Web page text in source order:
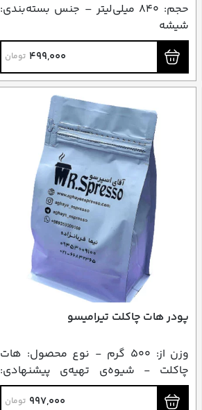
حجم: ۸۴۰ میلی‌لیتر – جنس بسته‌بندی:
شیشه
499,000 تومان
پودر هات چاکلت تیرامیسو
وزن از: ۵۰۰ گرم - نوع محصول: هات
چاکلت - شیوه‌ی تهیه‌ی پیشنهادی:
ترکیب با شیر
997,000 تومان